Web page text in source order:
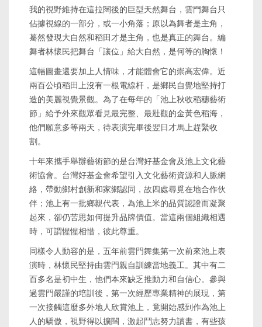
我的視野維持在這拉闊後的巨型天然舞台，雲門舞台只
佔據視線的一部分，或一小角落；原以為舞者是主角，
驀然發現大自然和稻田才是主角，也是真正的舞台。編
舞者林懷民把舞台「讓位」給大自然，是何等的胸懷！
這幅圖畫還要加上人情味，才能體會它的崇高宏偉。近
兩百公頃稻田上沒有一根電線杆，是鄉民自覺地堅持打
造的美麗視覺景觀。為了在每年的「池上秋收稻穗藝術
節」給予外來觀眾看見最完整、最壯觀的金黃色稻海，
他們願意多等兩天，待表演完畢後翌日才馬上趕緊收
割。
十年來攜手舉辦藝術節的是台灣好基金會及池上文化藝
術協會。台灣好基金會希望引入文化藝術資源和人脈網
絡，帶動鄉村創新和家鄉認同，故四處尋覓在地合作伙
伴；池上有一批鄉親代表，為池上米的品質認證而凝聚
起來，卻仍苦思如何提升品牌價值。當這兩個組織相遇
時，可謂惺惺相惜，彼此尊重。
同樣令人動容的是，五年前雲門舞集第一次前來池上表
演時，林懷民堅持由雲門親自訓練當地義工。其中有二
百多名是初中生，他們本來缺乏推動力和自信心。參與
過雲門嚴謹的培訓後，第一次經歷專業精神的展現，第
一次接觸這麼多外地人欣賞池上，竟開始感到作為池上
人的驕傲，視野得以擴闊，激起鬥志努力讀書，有些孩